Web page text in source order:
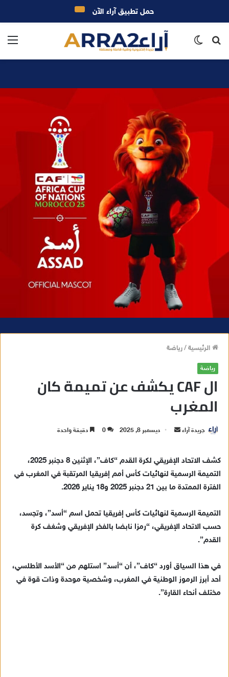
بحث
الرئيسية/رياضة
رياضة
ال CAF يكشف عن تميمة كان
المغرب
جريدة آراء
د
ا
ك
ت
ر
ديسمبر 8, 2025 0 دقيقة واحدة
كشف الاتحاد الإفريقي لكرة القدم “كاف”، الإثنين 8 دجنبر 2025،
التميمة الرسمية لنهائيات كأس أمم إفريقيا المرتقبة في المغرب في
الفترة الممتدة ما بين 21 دجنبر 2025 و18 يناير 2026.
التميمة الرسمية لنهائيات كأس إفريقيا تحمل اسم “أسد”، وتجسد،
حسب الاتحاد الإفريقي، “رمزا نابضا بالفخر الإفريقي وشغف كرة
القدم”.
في هذا السياق أورد “كاف”، أن “أسد” استلهم من “الأسد الأطلسي،
أحد أبرز الرموز الوطنية في المغرب، وشخصية موحدة وذات قوة في
مختلف أنحاء القارة”.
حمل تطبيق آراء الآن